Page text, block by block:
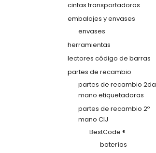
cintas transportadoras
embalajes y envases
envases
herramientas
lectores código de barras
partes de recambio
partes de recambio 2da
mano etiquetadoras
partes de recambio 2º
mano CIJ
BestCode ®
baterías